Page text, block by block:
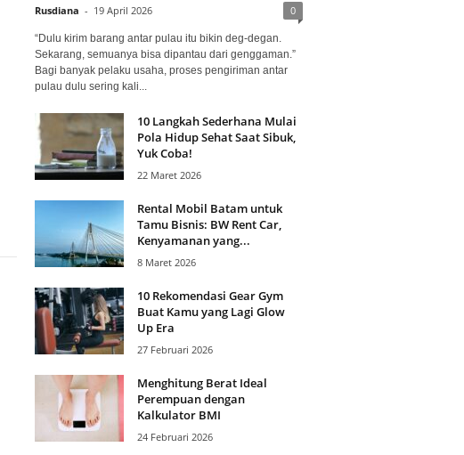
Rusdiana - 19 April 2026 0
“Dulu kirim barang antar pulau itu bikin deg-degan.
Sekarang, semuanya bisa dipantau dari genggaman.”
Bagi banyak pelaku usaha, proses pengiriman antar
pulau dulu sering kali...
10 Langkah Sederhana Mulai
Pola Hidup Sehat Saat Sibuk,
Yuk Coba!
22 Maret 2026
Rental Mobil Batam untuk
Tamu Bisnis: BW Rent Car,
Kenyamanan yang...
8 Maret 2026
10 Rekomendasi Gear Gym
Buat Kamu yang Lagi Glow
Up Era
27 Februari 2026
Menghitung Berat Ideal
Perempuan dengan
Kalkulator BMI
24 Februari 2026